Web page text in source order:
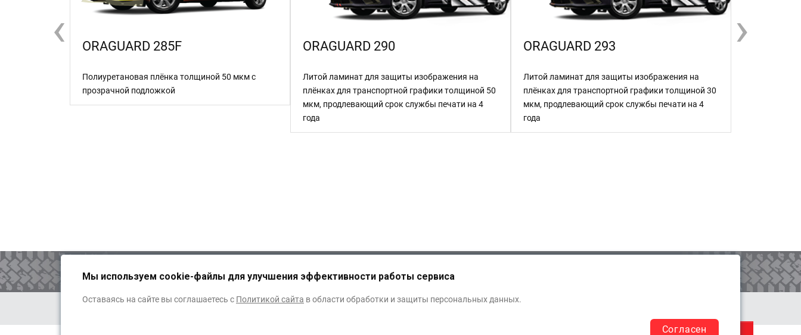
Мы используем cookie-файлы для улучшения эффективности работы сервиса
Оставаясь на сайте вы соглашаетесь с Политикой сайта в области обработки и защиты персональных данных.
Согласен
ORAGUARD 285F
Полиуретановая плёнка толщиной 50 мкм с
прозрачной подложкой
ORAGUARD 290
Литой ламинат для защиты изображения на
плёнках для транспортной графики толщиной 50
мкм, продлевающий срок службы печати на 4
года
ORAGUARD 293
Литой ламинат для защиты изображения на
плёнках для транспортной графики толщиной 30
мкм, продлевающий срок службы печати на 4
года
‹ ›
СВЯЗАТЬСЯ
ОБРАТНАЯ СВЯЗЬ ИЗБРАННОЕ